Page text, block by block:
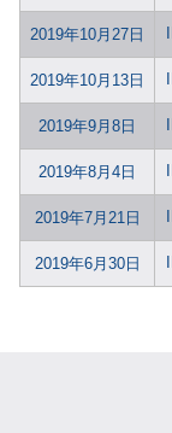
2019年10月27日
2019年10月13日
2019年9月8日
2019年8月4日
2019年7月21日
2019年6月30日